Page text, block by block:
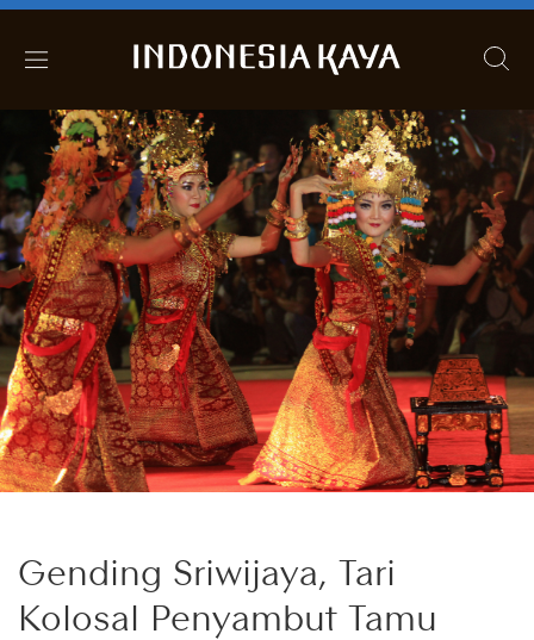
Gending Sriwijaya, Tari
Kolosal Penyambut Tamu